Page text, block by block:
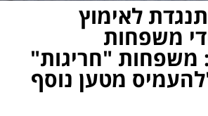
לאימוץ
משפחות
משפחות "חריגות"
מטען נוסף